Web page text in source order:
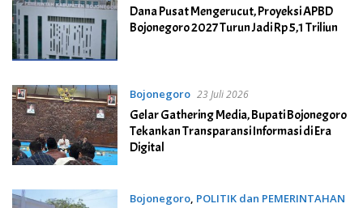
23 Juli 2026
Dana Pusat Mengerucut, Proyeksi APBD
Bojonegoro 2027 Turun Jadi Rp 5,1 Triliun
Bojonegoro 23 Juli 2026
Gelar Gathering Media, Bupati Bojonegoro
Tekankan Transparansi Informasi di Era
Digital
Bojonegoro, POLITIK dan PEMERINTAHAN